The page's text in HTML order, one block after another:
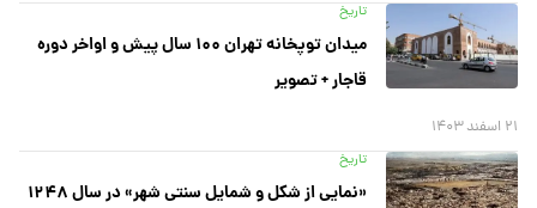
تاریخ
میدان توپخانه تهران ۱۰۰ سال پیش و اواخر دوره
قاجار + تصویر
۲۱ اسفند ۱۴۰۳
تاریخ
«نمایی از شکل و شمایل سنتی شهر» در سال ۱۲۴۸